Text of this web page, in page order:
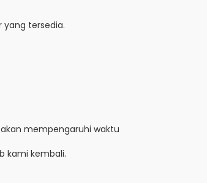
tersedia.
mempengaruhi waktu
kami kembali.